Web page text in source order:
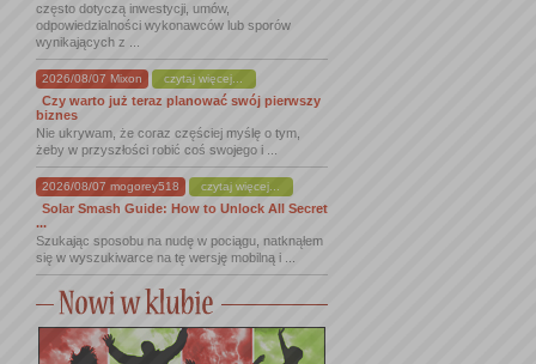
często dotyczą inwestycji, umów,
odpowiedzialności wykonawców lub sporów
wynikających z ...
2026/08/07 Mixon czytaj więcej...
Czy warto już teraz planować swój pierwszy
biznes
Nie ukrywam, że coraz częściej myślę o tym,
żeby w przyszłości robić coś swojego i ...
2026/08/07 mogorey518 czytaj więcej...
Solar Smash Guide: How to Unlock All Secret
...
Szukając sposobu na nudę w pociągu, natknąłem
się w wyszukiwarce na tę wersję mobilną i ...